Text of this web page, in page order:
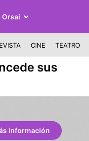
Orsai
CINE TEATRO
sus
información